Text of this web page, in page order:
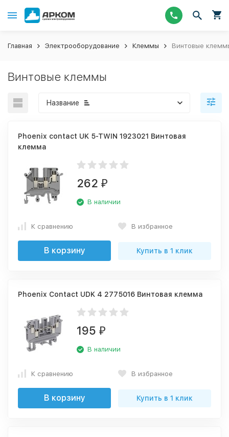
Главная Электрооборудование Клеммы Винтовые
Винтовые клеммы
Название
Phoenix contact UK 5-TWIN 1923021 Винтовая
клемма
262 ₽
В наличии
К сравнению В избранное
В корзину Купить в 1 клик
Phoenix Contact UDK 4 2775016 Винтовая клемма
195 ₽
В наличии
К сравнению В избранное
В корзину Купить в 1 клик